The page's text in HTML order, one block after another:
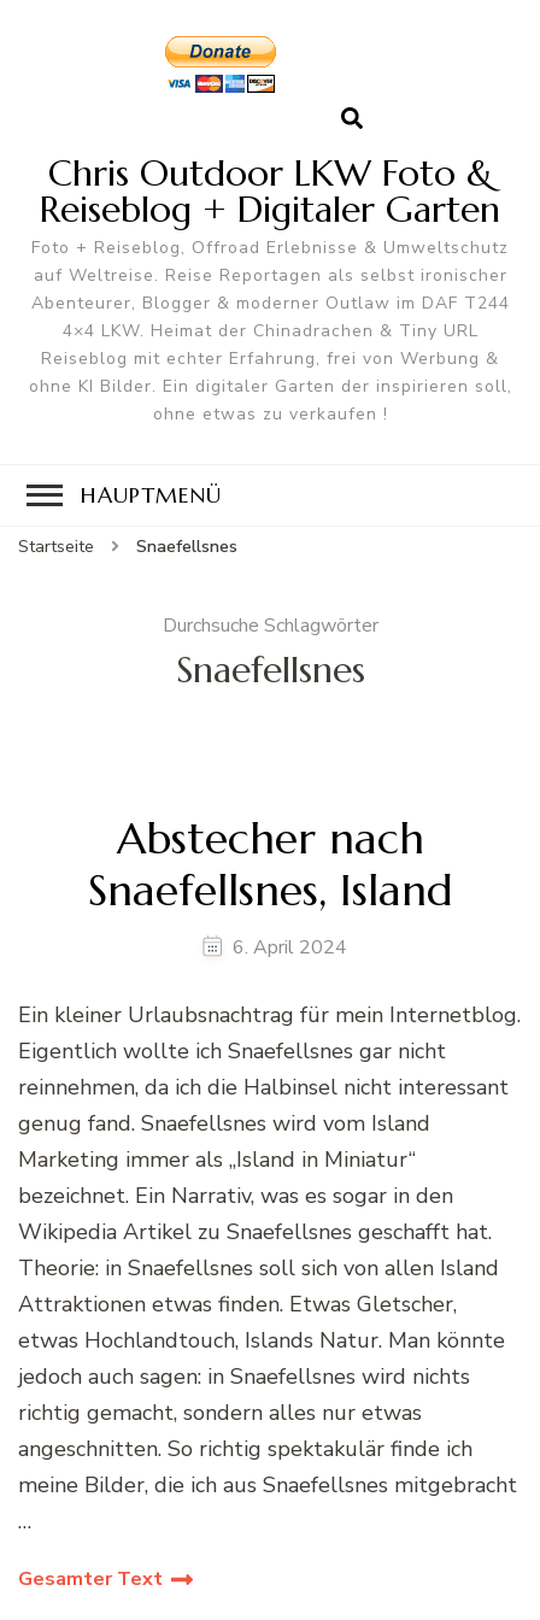
Chris Outdoor LKW Foto &
Reiseblog + Digitaler Garten
Foto + Reiseblog, Offroad Erlebnisse & Umweltschutz
auf Weltreise. Reise Reportagen als selbst ironischer
Abenteurer, Blogger & moderner Outlaw im DAF T244
4×4 LKW. Heimat der Chinadrachen & Tiny URL
Reiseblog mit echter Erfahrung, frei von Werbung &
ohne KI Bilder. Ein digitaler Garten der inspirieren soll,
ohne etwas zu verkaufen !
HAUPTMENÜ
Startseite Snaefellsnes
Durchsuche Schlagwörter
Snaefellsnes
Abstecher nach
Snaefellsnes, Island
6. April 2024
Ein kleiner Urlaubsnachtrag für mein Internetblog.
Eigentlich wollte ich Snaefellsnes gar nicht
reinnehmen, da ich die Halbinsel nicht interessant
genug fand. Snaefellsnes wird vom Island
Marketing immer als „Island in Miniatur“
bezeichnet. Ein Narrativ, was es sogar in den
Wikipedia Artikel zu Snaefellsnes geschafft hat.
Theorie: in Snaefellsnes soll sich von allen Island
Attraktionen etwas finden. Etwas Gletscher,
etwas Hochlandtouch, Islands Natur. Man könnte
jedoch auch sagen: in Snaefellsnes wird nichts
richtig gemacht, sondern alles nur etwas
angeschnitten. So richtig spektakulär finde ich
meine Bilder, die ich aus Snaefellsnes mitgebracht
…
Gesamter Text